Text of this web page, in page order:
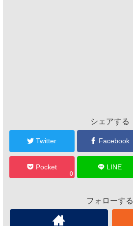
シェアする
Twitter Facebook
Pocket
0
LINE
フォローする